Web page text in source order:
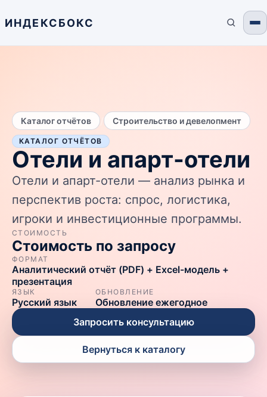
ИНДЕКСБОКС
Каталог отчётов Строительство и девелопмент
КАТАЛОГ ОТЧЁТОВ
Отели и апарт-отели
Отели и апарт-отели — анализ рынка и
перспектив роста: спрос, логистика,
игроки и инвестиционные программы.
СТОИМОСТЬ
Стоимость по запросу
ФОРМАТ
Аналитический отчёт (PDF) + Excel-модель +
презентация
ЯЗЫК
Русский язык
ОБНОВЛЕНИЕ
Обновление ежегодное
Запросить консультацию
Вернуться к каталогу